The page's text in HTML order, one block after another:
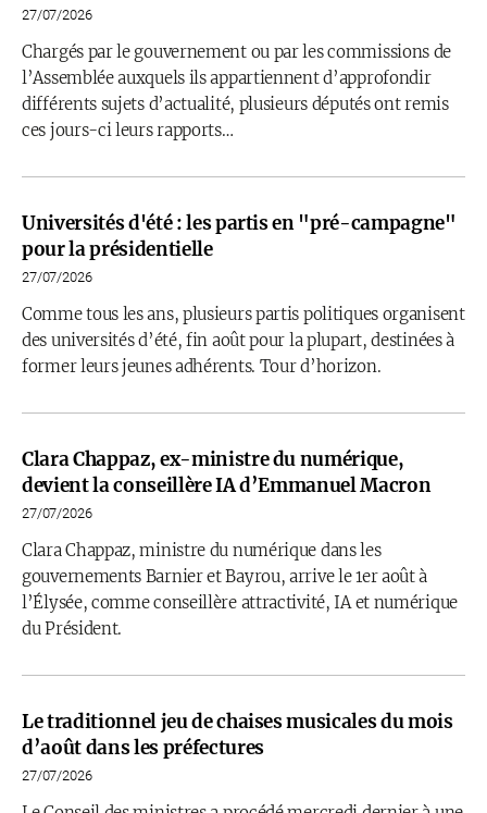
27/07/2026
Chargés par le gouvernement ou par les commissions de
l’Assemblée auxquels ils appartiennent d’approfondir
différents sujets d’actualité, plusieurs députés ont remis
ces jours-ci leurs rapports…
Universités d'été : les partis en "pré-campagne"
pour la présidentielle
27/07/2026
Comme tous les ans, plusieurs partis politiques organisent
des universités d’été, fin août pour la plupart, destinées à
former leurs jeunes adhérents. Tour d’horizon.
Clara Chappaz, ex-ministre du numérique,
devient la conseillère IA d’Emmanuel Macron
27/07/2026
Clara Chappaz, ministre du numérique dans les
gouvernements Barnier et Bayrou, arrive le 1er août à
l’Élysée, comme conseillère attractivité, IA et numérique
du Président.
Le traditionnel jeu de chaises musicales du mois
d’août dans les préfectures
27/07/2026